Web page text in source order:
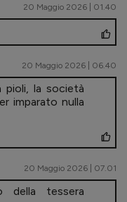
20 Maggio 2026 | 01.40
20 Maggio 2026 | 06.40
pioli, la società
imparato nulla
20 Maggio 2026 | 07.01
della tessera